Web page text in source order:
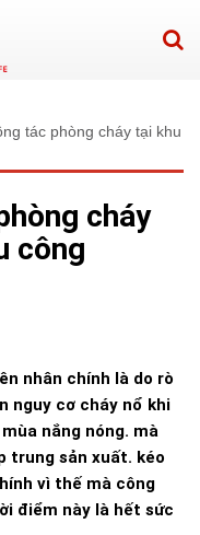
tác phòng cháy tại khu
cháy
công
nhân chính là do rò
nguy cơ cháy nổ khi
nắng nóng. mà
trung sản xuất. kéo
vì thế mà công
điểm này là hết sức